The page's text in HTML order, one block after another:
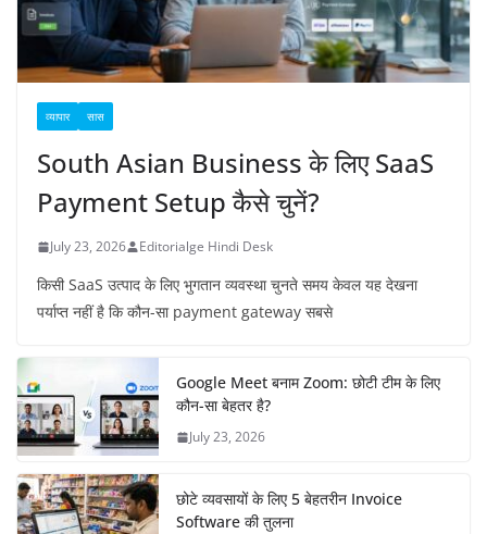
व्यापार सास
South Asian Business के लिए SaaS
Payment Setup कैसे चुनें?
July 23, 2026 Editorialge Hindi Desk
किसी SaaS उत्पाद के लिए भुगतान व्यवस्था चुनते समय केवल यह देखना
पर्याप्त नहीं है कि कौन-सा payment gateway सबसे
Google Meet बनाम Zoom: छोटी टीम के लिए
कौन-सा बेहतर है?
July 23, 2026
छोटे व्यवसायों के लिए 5 बेहतरीन Invoice
Software की तुलना